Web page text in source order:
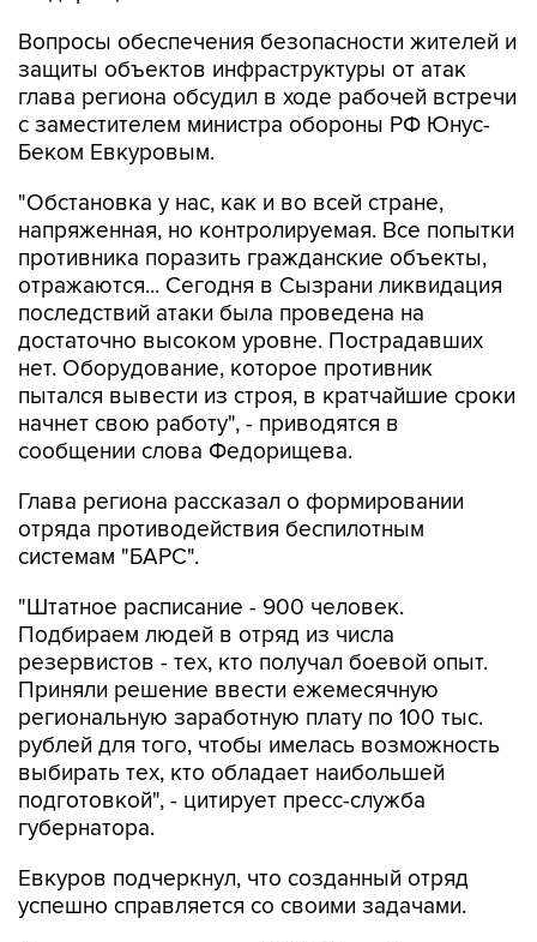
Вопросы обеспечения безопасности жителей и
защиты объектов инфраструктуры от атак
глава региона обсудил в ходе рабочей встречи
с заместителем министра обороны РФ Юнус-
Беком Евкуровым.
"Обстановка у нас, как и во всей стране,
напряженная, но контролируемая. Все попытки
противника поразить гражданские объекты,
отражаются... Сегодня в Сызрани ликвидация
последствий атаки была проведена на
достаточно высоком уровне. Пострадавших
нет. Оборудование, которое противник
пытался вывести из строя, в кратчайшие сроки
начнет свою работу", - приводятся в
сообщении слова Федорищева.
Глава региона рассказал о формировании
отряда противодействия беспилотным
системам "БАРС".
"Штатное расписание - 900 человек.
Подбираем людей в отряд из числа
резервистов - тех, кто получал боевой опыт.
Приняли решение ввести ежемесячную
региональную заработную плату по 100 тыс.
рублей для того, чтобы имелась возможность
выбирать тех, кто обладает наибольшей
подготовкой", - цитирует пресс-служба
губернатора.
Евкуров подчеркнул, что созданный отряд
успешно справляется со своими задачами.